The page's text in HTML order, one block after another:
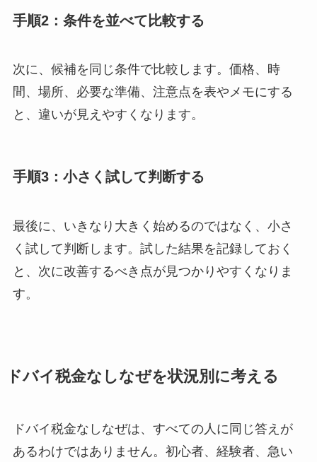
手順2：条件を並べて比較する
次に、候補を同じ条件で比較します。価格、時
間、場所、必要な準備、注意点を表やメモにする
と、違いが見えやすくなります。
手順3：小さく試して判断する
最後に、いきなり大きく始めるのではなく、小さ
く試して判断します。試した結果を記録しておく
と、次に改善するべき点が見つかりやすくなりま
す。
ドバイ税金なしなぜを状況別に考える
ドバイ税金なしなぜは、すべての人に同じ答えが
あるわけではありません。初心者、経験者、急い